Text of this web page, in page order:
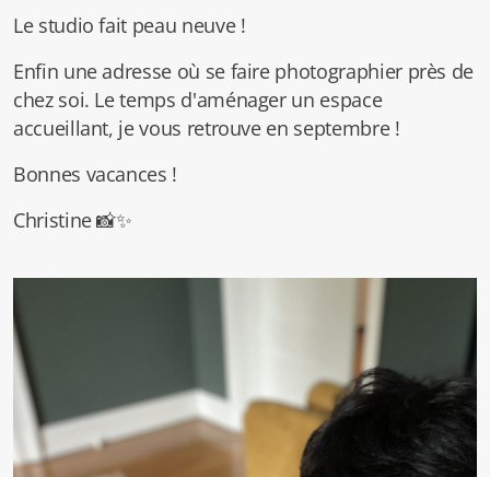
Le studio fait peau neuve !
Enfin une adresse où se faire photographier près de
chez soi. Le temps d'aménager un espace
accueillant, je vous retrouve en septembre !
Bonnes vacances !
Christine 📸✨